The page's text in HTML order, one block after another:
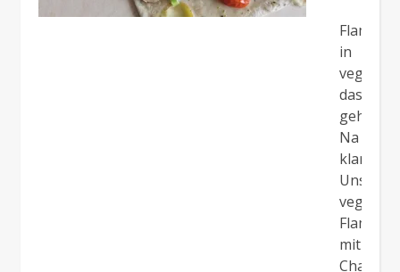
in
vegan,
das
geht?
Na
klar!
Unser
veganer
mit